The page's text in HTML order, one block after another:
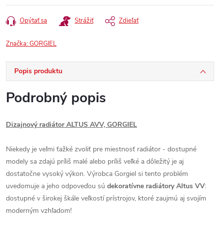
Opýtať sa Strážiť Zdieľať
Značka:GORGIEL
Popis produktu
Podrobný popis
Dizajnový radiátor ALTUS AVV, GORGIEL
Niekedy je veľmi ťažké zvoliť pre miestnosť radiátor - dostupné
modely sa zdajú príliš malé alebo príliš veľké a dôležitý je aj
dostatočne vysoký výkon. Výrobca Gorgiel si tento problém
uvedomuje a jeho odpoveďou sú dekoratívne radiátory Altus VV:
dostupné v širokej škále veľkostí prístrojov, ktoré zaujmú aj svojím
moderným vzhľadom!